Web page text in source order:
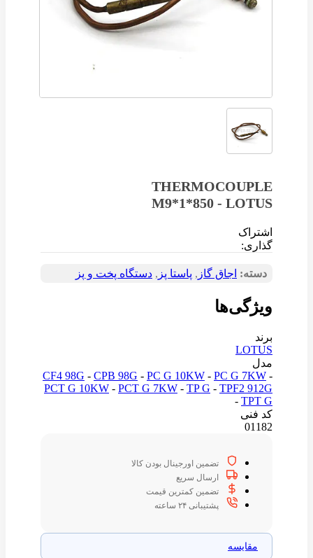
THERMOCOUPLE
M9*1*850 - LOTUS
اشتراک
گذاری:
دسته: اجاق گاز , پاستا پز , دستگاه‌ پخت و پز
ویژگی‌ها
برند
LOTUS
مدل
CF4 98G - CPB 98G - PC G 10KW - PC G 7KW -
PCT G 10KW - PCT G 7KW - TP G - TPF2 912G
- TPT G
کد فنی
01182
تضمین اورجینال بودن کالا
ارسال سریع
تضمین کمترین قیمت
پشتیبانی ۲۴ ساعته
مقایسه